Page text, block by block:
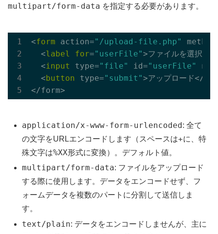
multipart/form-data を指定する必要があります。
<form action="/upload-file.php"
  <
label for="userFile">ファイルを選択
  <
input type="file" id="userFile"
  <
button type="submit">アップロード</
application/x-www-form-urlencoded : 全て
の文字をURLエンコードします（スペースは+に、特
殊文字は%XX形式に変換）。デフォルト値。
multipart/form-data: ファイルをアップロード
する際に使用します。データをエンコードせず、フ
ォームデータを複数のパートに分割して送信しま
す。
text/plain: データをエンコードしませんが、主に